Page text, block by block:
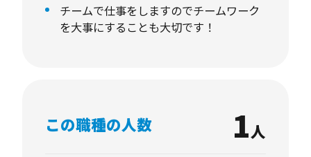
・新規開拓先のリスト化、顧客折衝、予算管
理、企画提案、ディレクターとの協調
チームで仕事をしますのでチームワーク
を大事にすることも大切です！
この職種の人数 1人